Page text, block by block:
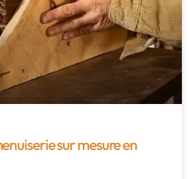
sur mesure en